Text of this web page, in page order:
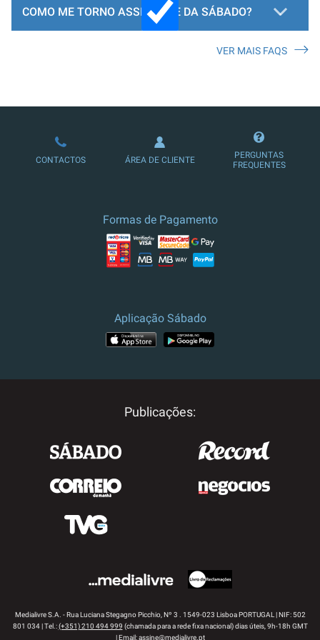
COMO ME TORNO ASSINANTE DA SÁBADO?
LOJA DE ASSINATURAS
VER MAIS FAQS
CONTACTOS ÁREA DE CLIENTE
PERGUNTAS
FREQUENTES
Formas de Pagamento
Aplicação Sábado
Publicações:
Medialivre S.A. - Rua Luciana Stegagno Picchio, Nº 3 . 1549-023 Lisboa PORTUGAL | NIF: 502
801 034 | Tel.:(+351) 210 494 999 (chamada para a rede fixa nacional) dias úteis, 9h-18h GMT
| Email:assine@medialivre.pt